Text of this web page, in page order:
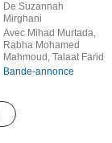
De Suzannah
Mirghani
Avec Mihad Murtada,
Rabha Mohamed
Mahmoud, Talaat Farid
Bande-annonce